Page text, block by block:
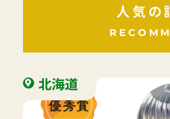
人気の
北海道